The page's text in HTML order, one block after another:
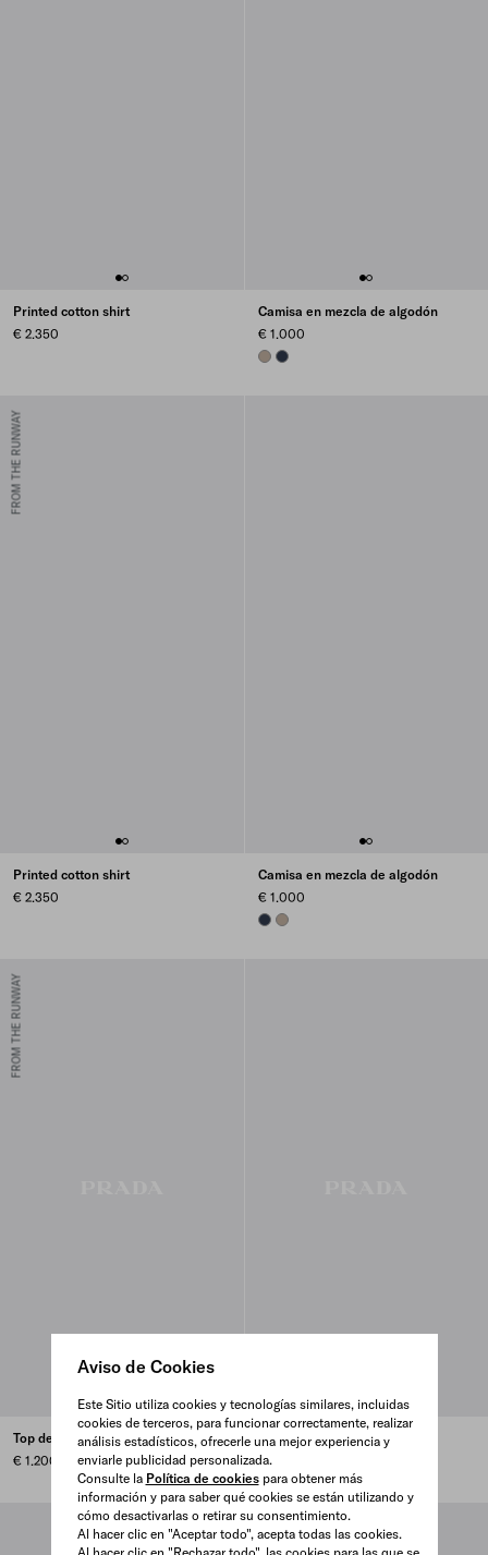
Aviso de Cookies
Este Sitio utiliza cookies y tecnologías similares, incluidas
cookies de terceros, para funcionar correctamente, realizar
análisis estadísticos, ofrecerle una mejor experiencia y
enviarle publicidad personalizada.
Consulte la Política de cookiespara obtener más
información y para saber qué cookies se están utilizando y
cómo desactivarlas o retirar su consentimiento.
Al hacer clic en "Aceptar todo", acepta todas las cookies.
Al hacer clic en "Rechazar todo", las cookies para las que se
Printed cotton shirt
€ 2.350
Camisa en mezcla de algodón
€ 1.000
CLAY GREY
NAVY
FROM THE RUNWAY
Printed cotton shirt
€ 2.350
Camisa en mezcla de algodón
€ 1.000
NAVYCLAY GREY
FROM THE RUNWAY
Top de algodón
€ 1.200
Camisa de algodón
€ 750